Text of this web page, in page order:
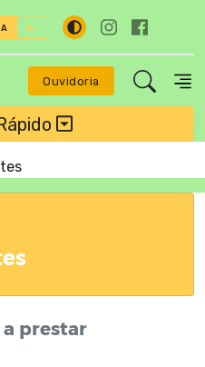
A A-
Ouvidoria
prestar